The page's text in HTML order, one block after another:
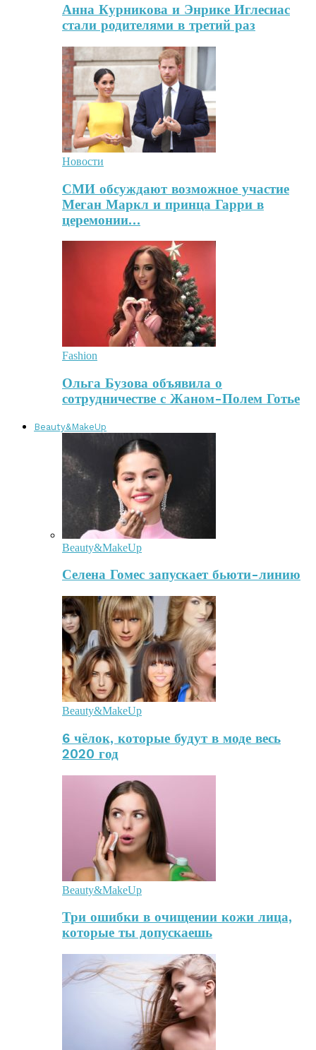
Анна Курникова и Энрике Иглесиас
стали родителями в третий раз
Новости
СМИ обсуждают возможное участие
Меган Маркл и принца Гарри в
церемонии…
Fashion
Ольга Бузова объявила о
сотрудничестве с Жаном-Полем Готье
Beauty&MakeUp
Beauty&MakeUp
Селена Гомес запускает бьюти-линию
Beauty&MakeUp
6 чёлок, которые будут в моде весь
2020 год
Beauty&MakeUp
Три ошибки в очищении кожи лица,
которые ты допускаешь